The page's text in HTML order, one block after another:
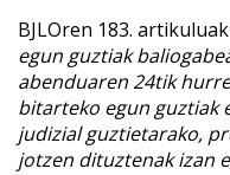
BJLOren 183.
egun guztiak
abenduaren 24tik
bitarteko egun guztiak
judizial guztietarako,
jotzen dituztenak izan